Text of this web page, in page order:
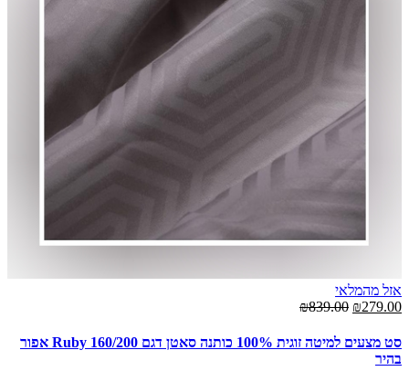
אזל מהמלאי
₪279.00
₪839.00
סט מצעים למיטה זוגית 100% כותנה סאטן דגם Ruby 160/200 אפור
בהיר